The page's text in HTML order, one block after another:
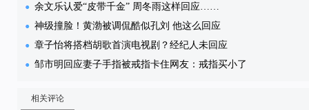
余文乐认爱“皮带千金” 周冬雨这样回应……
神级撞脸！黄渤被调侃酷似孔刘 他这么回应
章子怡将搭档胡歌首演电视剧？经纪人未回应
邹市明回应妻子手指被戒指卡住网友：戒指买小了
相关评论